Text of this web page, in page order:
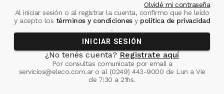
Olvidé mi contraseña
Al iniciar sesión o al registrar la cuenta, confirmo que he leído
y acepto los términos y condiciones ypolítica de privacidad
.
INICIAR SESIÓN
¿No tenés cuenta? Registrate aquí
Por consultas comunicate por email a
servicios@eleco.com.aro al (0249) 443-9000 de Lun a Vie
de 7:30 a 21hs.